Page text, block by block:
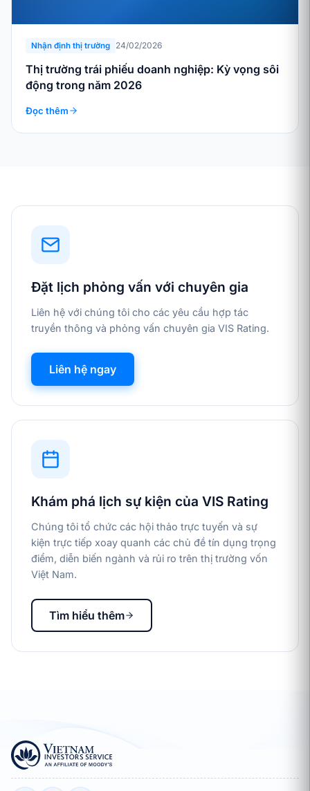
Nhận định thị trường 24/02/2026
Thị trường trái phiếu doanh nghiệp: Kỳ vọng sôi
động trong năm 2026
Đọc thêm
Đặt lịch phỏng vấn với chuyên gia
Liên hệ với chúng tôi cho các yêu cầu hợp tác
truyền thông và phỏng vấn chuyên gia VIS Rating.
Liên hệ ngay
Khám phá lịch sự kiện của VIS Rating
Chúng tôi tổ chức các hội thảo trực tuyến và sự
kiện trực tiếp xoay quanh các chủ đề tín dụng trọng
điểm, diễn biến ngành và rủi ro trên thị trường vốn
Việt Nam.
Tìm hiểu thêm